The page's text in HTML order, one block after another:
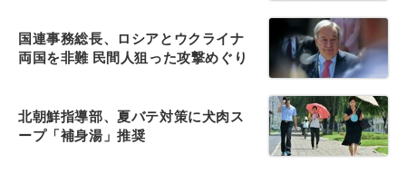
国連事務総長、ロシアとウクライナ
両国を非難 民間人狙った攻撃めぐり
北朝鮮指導部、夏バテ対策に犬肉ス
ープ「補身湯」推奨